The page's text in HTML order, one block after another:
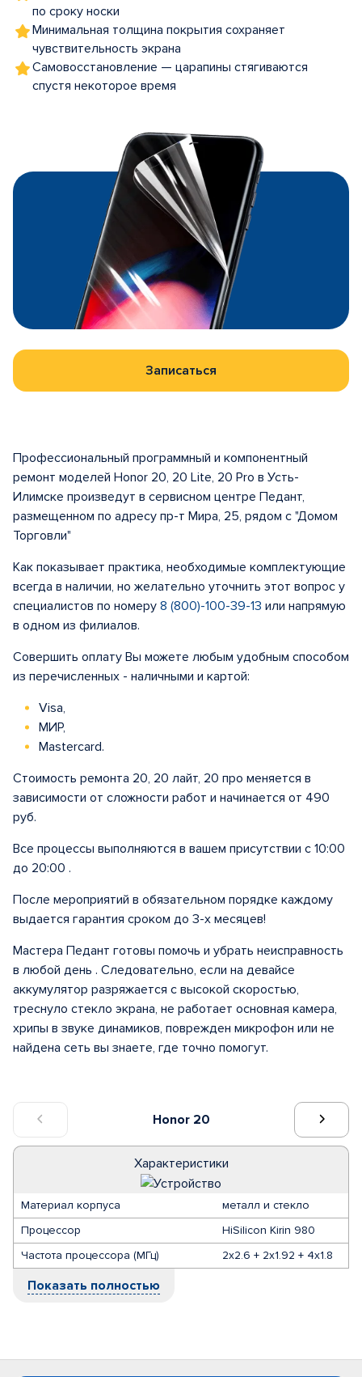
по сроку носки
Минимальная толщина покрытия сохраняет
чувствительность экрана
Самовосстановление — царапины стягиваются
спустя некоторое время
Записаться
Honor 20
Характеристики
Материал корпуса
металл и стекло
Процессор
HiSilicon Kirin 980
Частота процессора (МГц)
2x2.6 + 2x1.92 + 4x1.8
Показать полностью
Профессиональный программный и компонентный
ремонт моделей Honor 20, 20 Lite, 20 Pro в Усть-
Илимске произведут в сервисном центре Педант,
размещенном по адресу пр-т Мира, 25, рядом с "Домом
Торговли"
Как показывает практика, необходимые комплектующие
всегда в наличии, но желательно уточнить этот вопрос у
специалистов по номеру 8 (800)-100-39-13 или напрямую
в одном из филиалов.
Совершить оплату Вы можете любым удобным способом
из перечисленных - наличными и картой:
Visa,
МИР,
Mastercard.
Стоимость ремонта 20, 20 лайт, 20 про меняется в
зависимости от сложности работ и начинается от 490
руб.
Все процессы выполняются в вашем присутствии с 10:00
до 20:00 .
После мероприятий в обязательном порядке каждому
выдается гарантия сроком до 3-х месяцев!
Мастера Педант готовы помочь и убрать неисправность
в любой день . Следовательно, если на девайсе
аккумулятор разряжается с высокой скоростью,
треснуло стекло экрана, не работает основная камера,
хрипы в звуке динамиков, поврежден микрофон или не
найдена сеть вы знаете, где точно помогут.